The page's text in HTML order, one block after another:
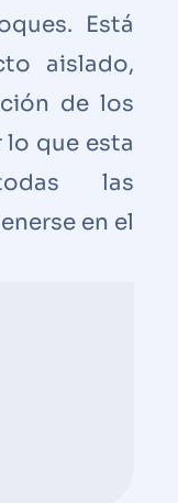
Está
aislado,
de los
que esta
las
en el